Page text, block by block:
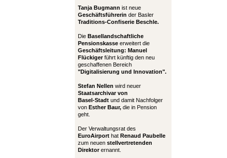
Tanja Bugmann ist neue
Geschäftsführerin der Basler
Traditions-Confiserie Beschle.
Die Basellandschaftliche
Pensionskasse erweitert die
Geschäftsleitung: Manuel
Flückigerführt künftig den neu
geschaffenen Bereich
"Digitalisierung und Innovation".
Stefan Nellen wird neuer
Staatsarchivar von
Basel-Stadt und damit Nachfolger
von Esther Baur, die in Pension
geht.
Der Verwaltungsrat des
EuroAirport hat Renaud Paubelle
zum neuen stellvertretenden
Direktorernannt.